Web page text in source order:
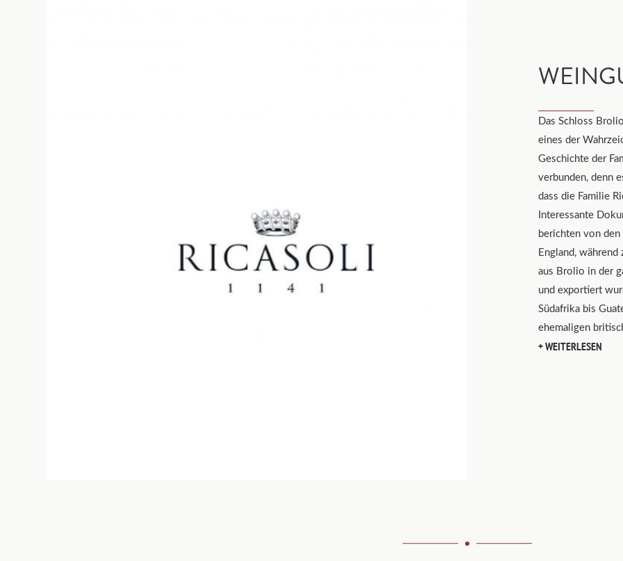
Das Schloss
eines der
Geschichte der
verbunden, denn
dass die Familie
Interessante
berichten von
England,
aus Brolio in der
und exportiert
Südafrika bis
ehemaligen
WEITERLESEN